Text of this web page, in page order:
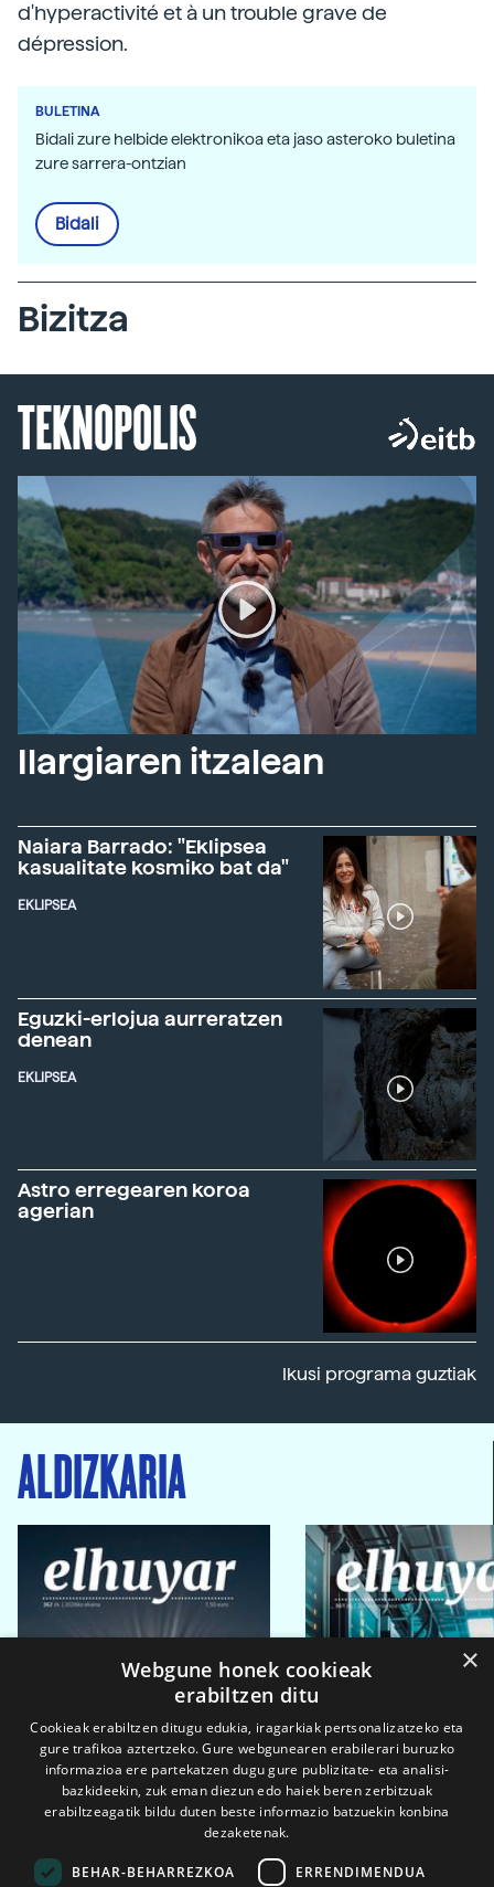
d'hyperactivité et à un trouble grave de
dépression.
BULETINA
Bidali zure helbide elektronikoa eta jaso asteroko buletina
zure sarrera-ontzian
Bidali
Bizitza
TEKNOPOLIS
Ilargiaren itzalean
Naiara Barrado: "Eklipsea
kasualitate kosmiko bat da"
EKLIPSEA
Eguzki-erlojua aurreratzen
denean
EKLIPSEA
Astro erregearen koroa
agerian
Ikusi programa guztiak
ALDIZKARIA
×
Webgune honek cookieak
erabiltzen ditu
Cookieak erabiltzen ditugu edukia, iragarkiak pertsonalizatzeko eta
gure trafikoa aztertzeko. Gure webgunearen erabilerari buruzko
informazioa ere partekatzen dugu gure publizitate- eta analisi-
bazkideekin, zuk eman diezun edo haiek beren zerbitzuak
erabiltzeagatik bildu duten beste informazio batzuekin konbina
dezaketenak.
BEHAR-BEHARREZKOA ERRENDIMENDUA